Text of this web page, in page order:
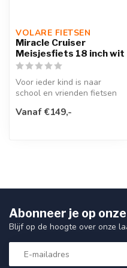
VOLARE FIETSEN
Miracle Cruiser
Meisjesfiets 18 inch wit
Voor ieder kind is naar
school en vrienden fietsen
18...
Vanaf €149,-
Abonneer je op
Blijf op de hoogte over onze